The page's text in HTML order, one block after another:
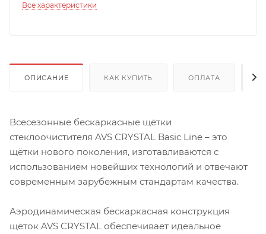
Все характеристики
ОПИСАНИЕ КАК КУПИТЬ ОПЛАТА
Всесезонные бескаркасные щётки
стеклоочистителя AVS CRYSTAL Basic Line – это
щётки нового поколения, изготавливаются с
использованием новейших технологий и отвечают
современным зарубежным стандартам качества.
Аэродинамическая бескаркасная конструкция
щёток AVS CRYSTAL обеспечивает идеальное